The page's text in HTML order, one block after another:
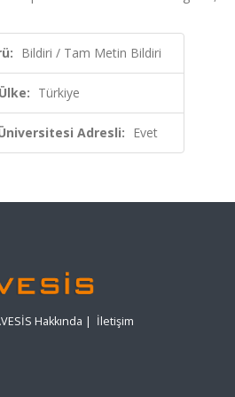
Bildiri / Tam Metin Bildiri
Türkiye
Adresli: Evet
Hakkında | İletişim